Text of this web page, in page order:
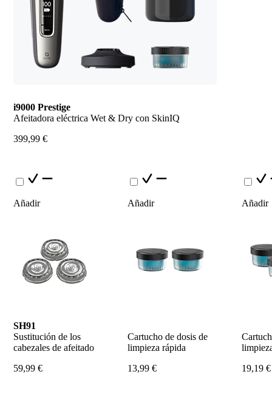
i9000 Prestige
Afeitadora eléctrica Wet & Dry con SkinIQ
399,99 €
Añadir
SH91
Sustitución de los
cabezales de afeitado
59,99 €
Añadir
Cartucho de dosis de
limpieza rápida
13,99 €
Añadir
19,19 €